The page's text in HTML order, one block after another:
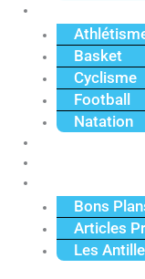
Basket
Cyclisme
Football
Natation
Bons
Articles
Les